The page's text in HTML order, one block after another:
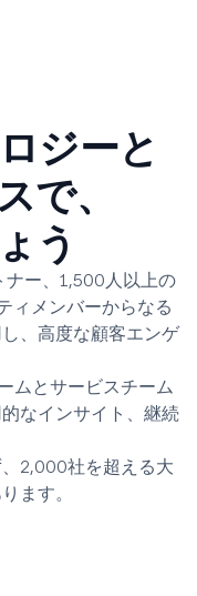
ジーと
で、
う
ー、1,500人以上の
ィメンバーからなる
、高度な顧客エンゲ
ムとサービスチーム
なインサイト、継続
2,000社を超える大
ます。